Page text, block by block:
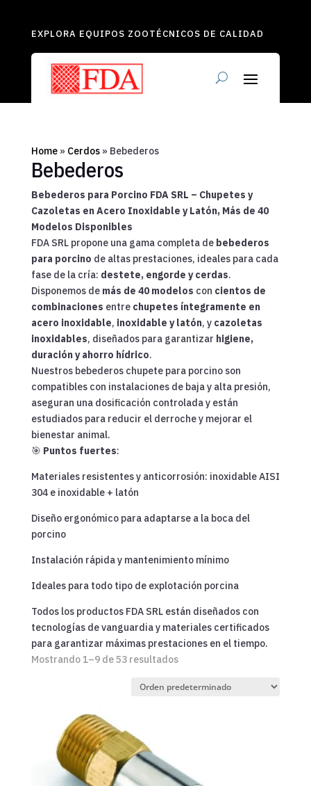
EXPLORA EQUIPOS ZOOTÉCNICOS DE CALIDAD
Home» Cerdos» Bebederos
Bebederos
Bebederos para Porcino FDA SRL – Chupetes y
Cazoletas en Acero Inoxidable y Latón, Más de 40
Modelos Disponibles
FDA SRL propone una gama completa de bebederos
para porcino de altas prestaciones, ideales para cada
fase de la cría: destete, engorde y cerdas.
Disponemos de más de 40 modelos con cientos de
combinaciones entre chupetes íntegramente en
acero inoxidable, inoxidable y latón, y cazoletas
inoxidables, diseñados para garantizar higiene,
duración y ahorro hídrico.
Nuestros bebederos chupete para porcino son
compatibles con instalaciones de baja y alta presión,
aseguran una dosificación controlada y están
estudiados para reducir el derroche y mejorar el
bienestar animal.
🎯 Puntos fuertes:
Materiales resistentes y anticorrosión: inoxidable AISI
304 e inoxidable + latón
Diseño ergonómico para adaptarse a la boca del
porcino
Instalación rápida y mantenimiento mínimo
Ideales para todo tipo de explotación porcina
Todos los productos FDA SRL están diseñados con
tecnologías de vanguardia y materiales certificados
para garantizar máximas prestaciones en el tiempo.
Mostrando 1–9 de 53 resultados